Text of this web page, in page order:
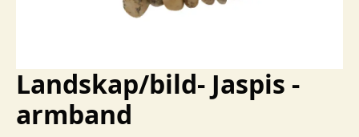
Landskap/bild- Jaspis -
armband